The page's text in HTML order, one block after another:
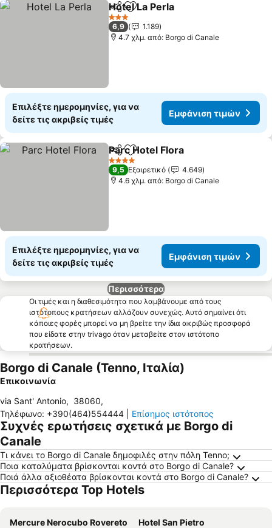
Κοινοποίηση
Προσθήκη στα αγαπημένα
Hotel La Perla
3 Αστέρια
6,9
1.189
4.7 χλμ. από: Borgo di Canale
Επιλέξτε ημερομηνίες, για να
δείτε τις ακριβείς τιμές
Εμφάνιση τιμών
Κοινοποίηση
Προσθήκη στα αγαπημένα
Parc Hotel Flora
4 Αστέρια
9,5 Εξαιρετικό
4.649
4.6 χλμ. από: Borgo di Canale
Επιλέξτε ημερομηνίες, για να
δείτε τις ακριβείς τιμές
Εμφάνιση τιμών
Περισσότερα
Οι τιμές και η διαθεσιμότητα που λαμβάνουμε από τους
ιστότοπους κρατήσεων αλλάζουν συνεχώς. Αυτό σημαίνει ότι
κάποιες φορές μπορεί να μη βρείτε την ίδια ακριβώς προσφορά
που είδατε στην trivago όταν μεταβείτε στον ιστότοπο
κρατήσεων.
Borgo di Canale (Tenno, Ιταλία)
Επικοινωνία
via Sant' Antonio, 38060,
Τηλέφωνο: +390(464)554444 Επίσημος ιστότοπος
Συχνές ερωτήσεις σχετικά με Borgo di
Canale
Τι κάνει το Borgo di Canale δημοφιλές στην πόλη Tenno;
Ποια καταλύματα βρίσκονται κοντά στο Borgo di Canale?
Ποιά άλλα αξιοθέατα βρίσκονται κοντά στο Borgo di Canale?
Περισσότερα Top Hotels
Mercure Nerocubo Rovereto
Hotel San Pietro